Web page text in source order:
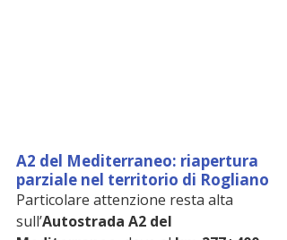
A2 del Mediterraneo: riapertura
parziale nel territorio di Rogliano
Particolare attenzione resta alta
sull’Autostrada A2 del